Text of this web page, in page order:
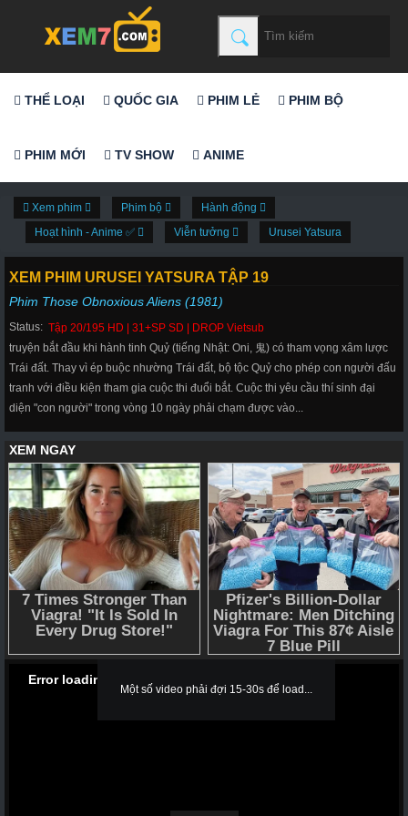
THỂ LOẠI QUỐC GIA PHIM LẺ PHIM BỘ
PHIM MỚI TV SHOW ANIME
Xem phim Phim bộ
Hành động
Hoạt hình - Anime ✅
Viễn tưởng Urusei Yatsura
XEM PHIM URUSEI YATSURA TẬP 19
Phim Those Obnoxious Aliens (1981)
Status: Tập 20/195 HD | 31+SP SD | DROP Vietsub
truyện bắt đầu khi hành tinh Quỷ (tiếng Nhật: Oni, 鬼) có tham vọng xâm lược
Trái đất. Thay vì ép buộc nhường Trái đất, bộ tộc Quỷ cho phép con người đấu
tranh với điều kiện tham gia cuộc thi đuổi bắt. Cuộc thi yêu cầu thí sinh đại
diện "con người" trong vòng 10 ngày phải chạm được vào...
Một số video phải đợi 15-30s để load...
Error loading media: File could not be played